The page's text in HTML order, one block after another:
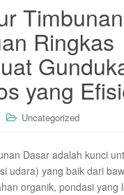
Ringkas
yang
Uncategorized
Dasar adalah kunci
udara) yang baik dari
organik, pondasi yang